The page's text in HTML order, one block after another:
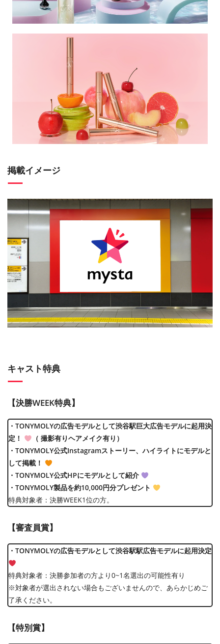
掲載イメージ
キャスト特典
【決勝WEEK特典】
・TONYMOLYの広告モデルとして渋谷駅巨大広告モデルに起用決
定！
（ 撮影有りヘアメイク有り）
・TONYMOLY公式Instagramストーリー、ハイライトにモデルと
して掲載！
・TONYMOLY公式HPにモデルとして紹介
・TONYMOLY製品を約10,000円分プレゼント
特典対象者：決勝WEEK1位の方。
【審査員賞】
・TONYMOLYの広告モデルとして渋谷駅駅広告モデルに起用決定
特典対象者：決勝参加者の方より0~1名選出の可能性有り
※対象者が選出されない場合もございませんので、あらかじめご
了承ください。
【特別賞】